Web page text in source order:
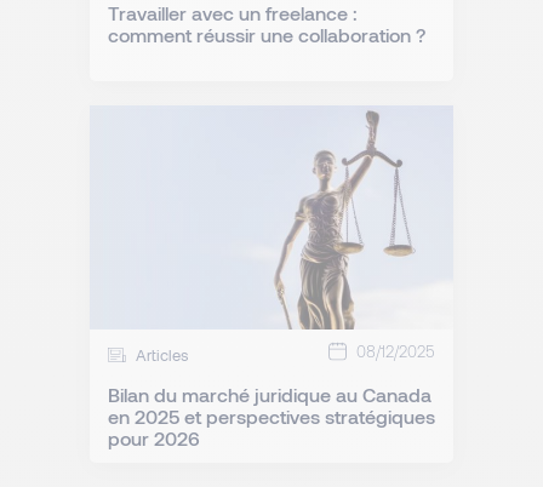
Travailler avec un freelance :
comment réussir une collaboration ?
Articles 08/12/2025
Bilan du marché juridique au Canada
en 2025 et perspectives stratégiques
pour 2026